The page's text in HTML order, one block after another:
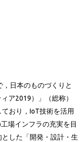
日本のものづくりと
ア2019）」（総称）
おり，IoT技術を活用
場インフラの充実を目
した「開発・設計・生